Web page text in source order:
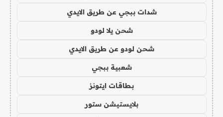
شدات ببجي عن طريق الايدي
شحن يلا لودو
شحن لودو عن طريق الايدي
شعبية ببجي
بطاقات ايتونز
بلايستيشن ستور